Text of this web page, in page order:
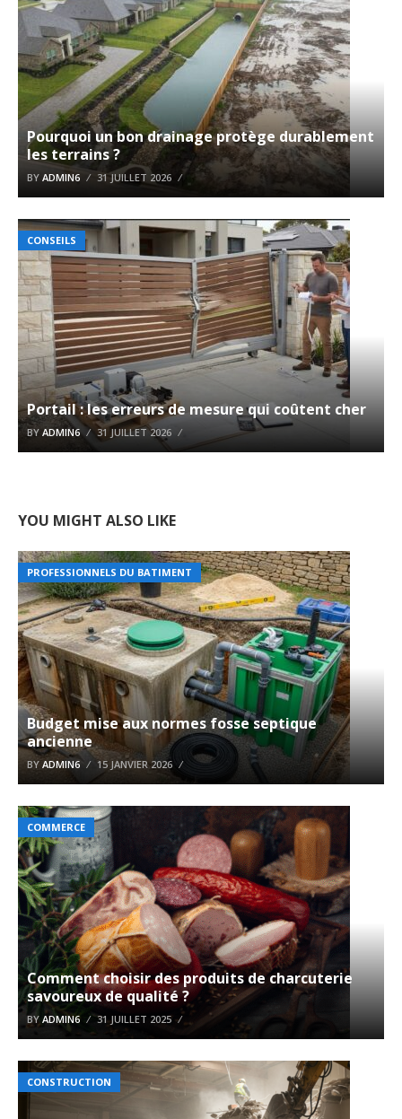
Pourquoi un bon drainage protège durablement
les terrains ?
BY ADMIN6 31 JUILLET 2026
CONSEILS
Portail : les erreurs de mesure qui coûtent cher
BY ADMIN6 31 JUILLET 2026
YOU MIGHT ALSO LIKE
PROFESSIONNELS DU BATIMENT
Budget mise aux normes fosse septique
ancienne
BY ADMIN6 15 JANVIER 2026
COMMERCE
Comment choisir des produits de charcuterie
savoureux de qualité ?
BY ADMIN6 31 JUILLET 2025
CONSTRUCTION